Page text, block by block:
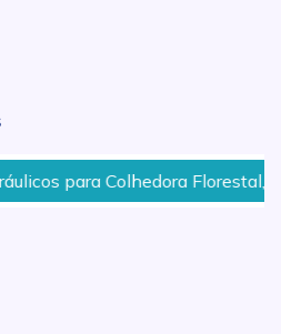
Florestal, Carregadores